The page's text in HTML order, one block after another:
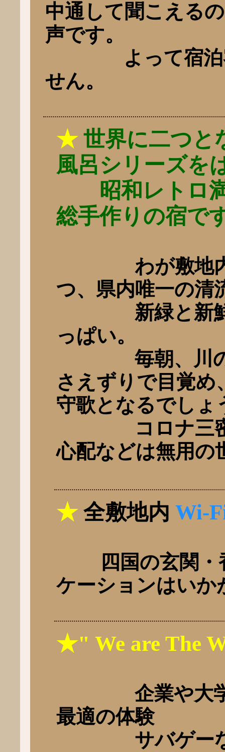
中通して聞こえる
声です。
よって宿泊客
せん。
★ 世界に二つと
風呂シリーズを
昭和レトロ満
総手作りの宿で
わが敷地内に
つ、県内唯一の清
新緑と新鮮な
っぱい。
毎朝、川のせ
さえずりで目覚め
守歌となるでしょ
コロナ三密(
心配などは無用の
★ 全敷地内 Wi-
四国の玄関・
ケーションはいか
★" We are The
企業や大学の
最適の体験
サバゲーなど